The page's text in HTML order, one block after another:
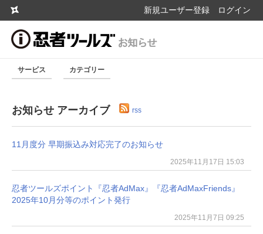
新規ユーザー登録 ログイン
サービス カテゴリー
お知らせ アーカイブ rss
11月度分 早期振込み対応完了のお知らせ
2025年11月17日 15:03
忍者ツールズポイント『忍者AdMax』『忍者AdMaxFriends』
2025年10月分等のポイント発行
2025年11月7日 09:25